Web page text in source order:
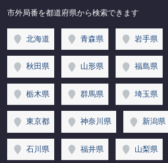
市外局番を都道府県から検索できます
北海道 青森県 岩手県
秋田県 山形県 福島県
栃木県 群馬県 埼玉県
東京都 神奈川県 新潟県
石川県 福井県 山梨県